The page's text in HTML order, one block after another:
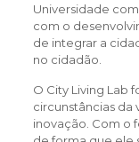
Universidade
com o
de integrar a
no cidadão.
O City Living Lab
circunstâncias
inovação. Com o